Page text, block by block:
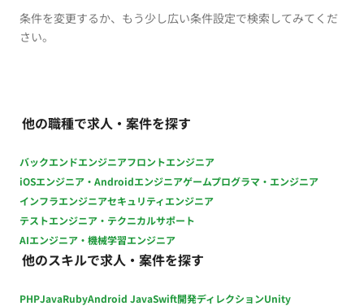
条件を変更するか、もう少し広い条件設定で検索してみてくだ
さい。
他の職種で求人・案件を探す
バックエンドエンジニアフロントエンジニア
iOSエンジニア・Androidエンジニアゲームプログラマ・エンジニア
インフラエンジニアセキュリティエンジニア
テストエンジニア・テクニカルサポート
AIエンジニア・機械学習エンジニア
他のスキルで求人・案件を探す
PHPJavaRubyAndroid JavaSwift開発ディレクションUnity